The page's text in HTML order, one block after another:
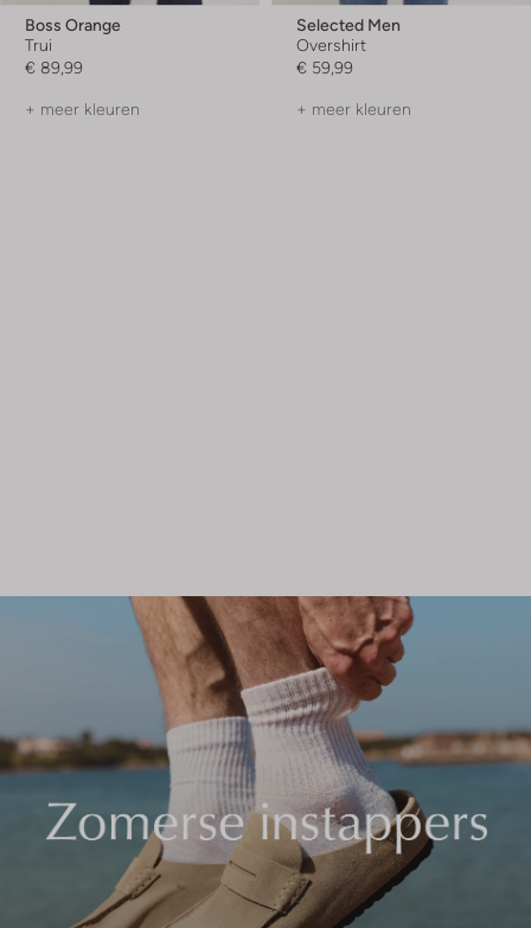
Boss Orange
Trui
€ 89,99
+ meer kleuren
Selected Men
Overshirt
€ 59,99
+ meer kleuren